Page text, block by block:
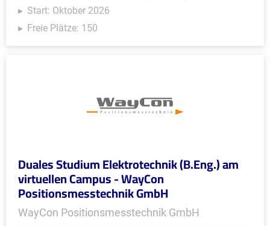
Start: Oktober 2026
Freie Plätze: 150
Duales Studium Elektrotechnik (B.Eng.) am
virtuellen Campus - WayCon
Positionsmesstechnik GmbH
WayCon Positionsmesstechnik GmbH